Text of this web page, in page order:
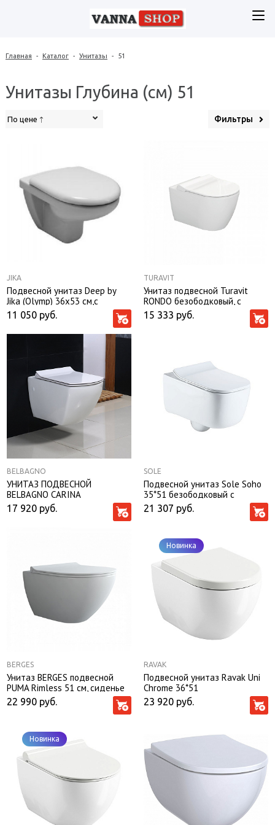
Главная - Каталог - Унитазы - 51
Унитазы Глубина (см) 51
По цене Фильтры
JIKA
Подвесной унитаз Deep by
Jika (Olymp) 36х53 см,с
сиденьем
11 050 руб.
TURAVIT
Унитаз подвесной Turavit
RONDO безободковый, с
тонким сиденьем микролифт
15 333 руб.
BELBAGNO
УНИТАЗ ПОДВЕСНОЙ
BELBAGNO CARINA
17 920 руб.
SOLE
Подвесной унитаз Sole Soho
35*51 безободковый с
крышкой-сиденьем
микролифт Slim
21 307 руб.
BERGES
Унитаз BERGES подвесной
PUMA Rimless 51 см, сиденье
дюропласт Toma Slim SO,
микролифт, быстросьем
22 990 руб.
Новинка
RAVAK
Подвесной унитаз Ravak Uni
Chrome 36*51
23 920 руб.
Новинка